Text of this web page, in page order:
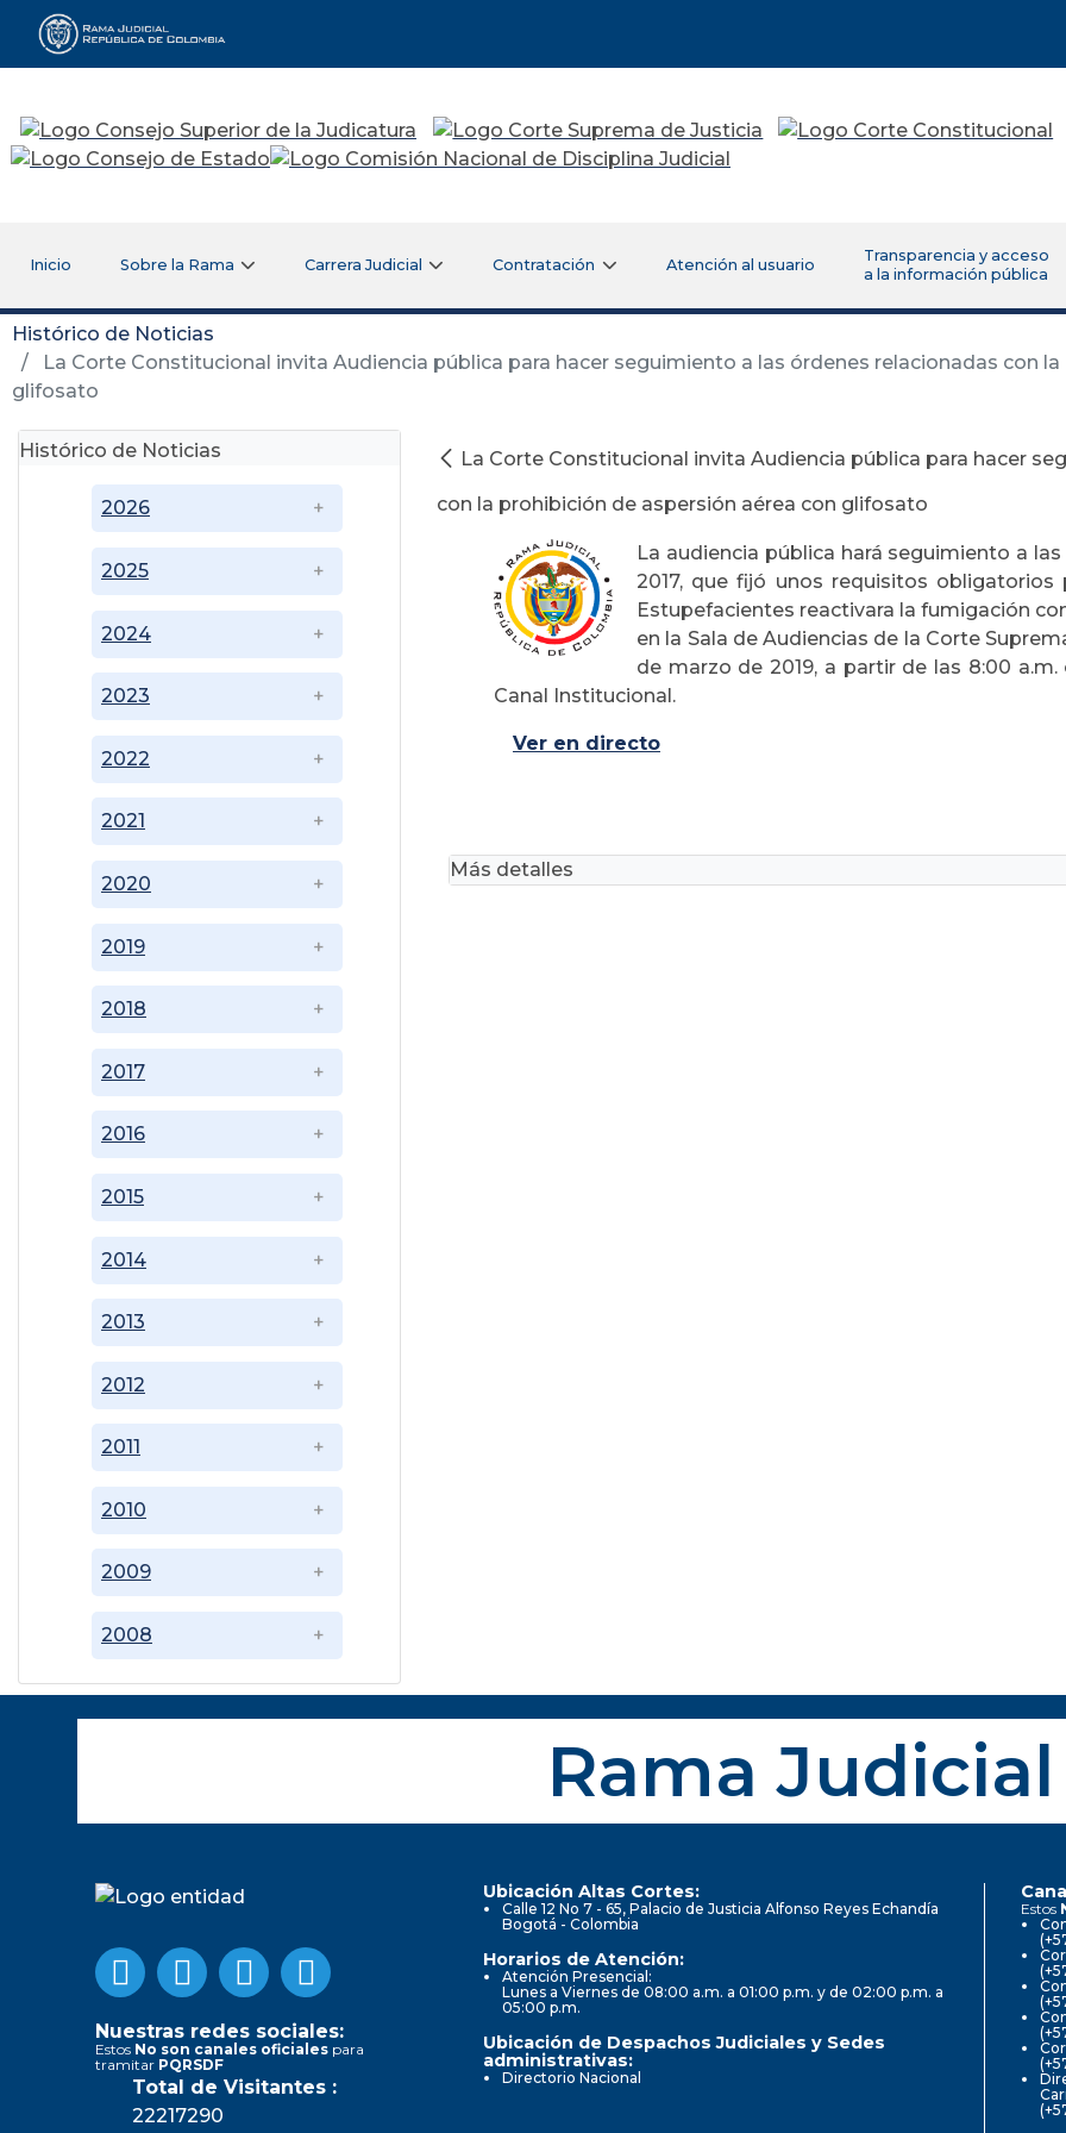
Rama Judicial
Inicio Sobre la Rama Carrera Judicial Contratación Atención al usuario
Transparencia y acceso
a la información pública
Histórico de Noticias
La Corte Constitucional invita Audiencia pública para hacer seguimiento a las órdenes relacionadas con
glifosato
Histórico de Noticias
2008
2009
2010
2011
2012
2013
2014
2015
2016
2017
2018
2019
2020
2021
2022
2023
2024
2025
2026
La Corte Constitucional invita Audiencia pública para hacer
con la prohibición de aspersión aérea con glifosato
La audiencia pública hará seguimiento a
2017, que fijó unos requisitos
Estupefacientes reactivara la fumigación
en la Sala de Audiencias de la Corte
de marzo de 2019, a partir de las 8:00
Canal Institucional.
Ver en directo
Más detalles
Rama Judicial
Nuestras redes sociales:
Estos No son canales oficiales para
tramitar PQRSDF
Total de Visitantes :
22217290
Ubicación Altas Cortes:
Calle 12 No 7 - 65, Palacio de Justicia Alfonso Reyes Echandía
Bogotá - Colombia
Horarios de Atención:
Atención Presencial:
Lunes a Viernes de 08:00 a.m. a 01:00 p.m. y de 02:00 p.m. a
05:00 p.m.
Ubicación de Despachos Judiciales y Sedes
administrativas:
Directorio Nacional
Estos